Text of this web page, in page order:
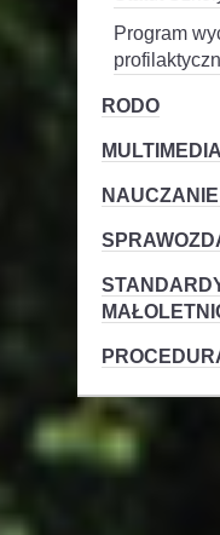
Program
RODO
MULTIMEDIA